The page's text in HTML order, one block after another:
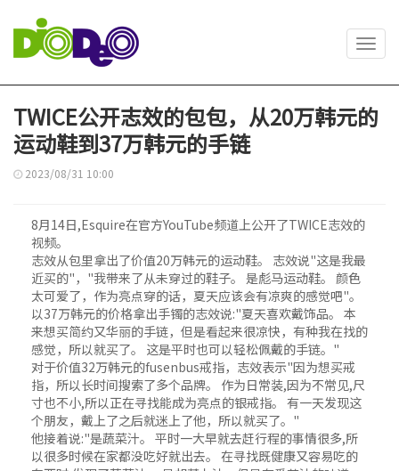
TWICE公开志效的包包，从20万韩元的
运动鞋到37万韩元的手链
2023/08/31 10:00
8月14日,Esquire在官方YouTube频道上公开了TWICE志效的
视频。
志效从包里拿出了价值20万韩元的运动鞋。 志效说"这是我最
近买的"，"我带来了从未穿过的鞋子。 是彪马运动鞋。 颜色
太可爱了，作为亮点穿的话，夏天应该会有凉爽的感觉吧"。
以37万韩元的价格拿出手镯的志效说:"夏天喜欢戴饰品。 本
来想买简约又华丽的手链，但是看起来很凉快，有种我在找的
感觉，所以就买了。 这是平时也可以轻松佩戴的手链。"
对于价值32万韩元的fusenbus戒指，志效表示"因为想买戒
指，所以长时间搜索了多个品牌。 作为日常装,因为不常见,尺
寸也不小,所以正在寻找能成为亮点的银戒指。 有一天发现这
个朋友，戴上了之后就迷上了他，所以就买了。"
他接着说:"是蔬菜汁。 平时一大早就去赶行程的事情很多,所
以很多时候在家都没吃好就出去。 在寻找既健康又容易吃的